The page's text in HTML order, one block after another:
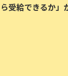
ら受給できるか」